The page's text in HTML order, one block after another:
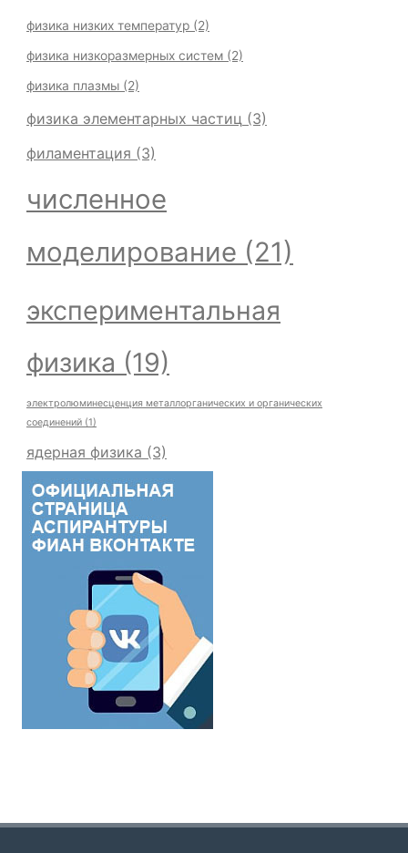
физика низких температур (2)
физика низкоразмерных систем (2)
физика плазмы (2)
физика элементарных частиц (3)
филаментация (3)
численное
моделирование (21)
экспериментальная
физика (19)
электролюминесценция металлорганических и органических
соединений (1)
ядерная физика (3)